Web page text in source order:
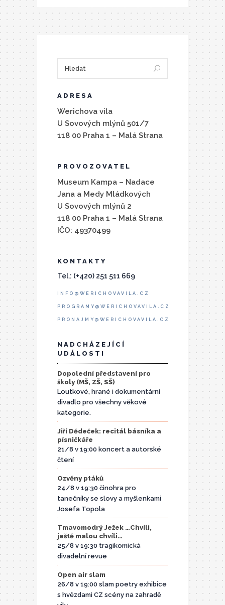
ADRESA
Werichova vila
U Sovových mlýnů 501/7
118 00 Praha 1 – Malá Strana
PROVOZOVATEL
Museum Kampa – Nadace
Jana a Medy Mládkových
U Sovových mlýnů 2
118 00 Praha 1 – Malá Strana
IČO: 49370499
KONTAKTY
Tel.: (+420) 251 511 669
INFO@WERICHOVAVILA.CZ
PROGRAMY@WERICHOVAVILA.CZ
PRONAJMY@WERICHOVAVILA.CZ
NADCHÁZEJÍCÍ
UDÁLOSTI
Dopolední představení pro
školy (MŠ, ZŠ, SŠ)
Loutkové, hrané i dokumentární
divadlo pro všechny věkové
kategorie.
Jiří Dědeček: recitál básníka a
písničkáře
21/8 v 19:00 koncert a autorské
čtení
Ozvěny ptáků
24/8 v 19:30 činohra pro
tanečníky se slovy a myšlenkami
Josefa Topola
Tmavomodrý Ježek …Chvíli,
ještě malou chvíli…
25/8 v 19:30 tragikomická
divadelní revue
Open air slam
26/8 v 19:00 slam poetry exhibice
s hvězdami CZ scény na zahradě